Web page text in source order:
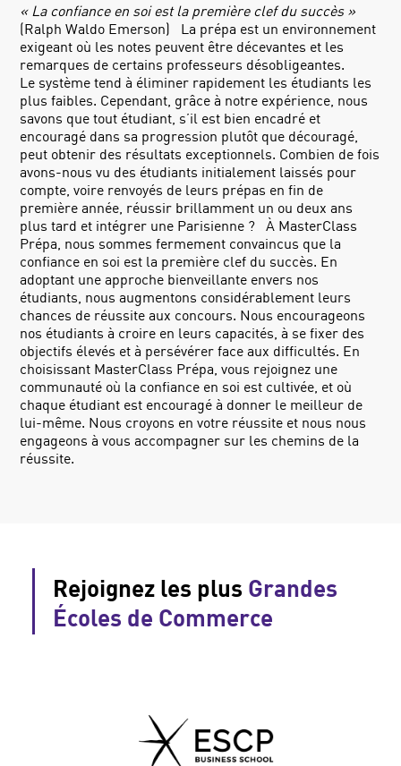
« La confiance en soi est la première clef du succès »
(Ralph Waldo Emerson) La prépa est un environnement
exigeant où les notes peuvent être décevantes et les
remarques de certains professeurs désobligeantes.
Le système tend à éliminer rapidement les étudiants les
plus faibles. Cependant, grâce à notre expérience, nous
savons que tout étudiant, s’il est bien encadré et
encouragé dans sa progression plutôt que découragé,
peut obtenir des résultats exceptionnels. Combien de fois
avons-nous vu des étudiants initialement laissés pour
compte, voire renvoyés de leurs prépas en fin de
première année, réussir brillamment un ou deux ans
plus tard et intégrer une Parisienne ? À MasterClass
Prépa, nous sommes fermement convaincus que la
confiance en soi est la première clef du succès. En
adoptant une approche bienveillante envers nos
étudiants, nous augmentons considérablement leurs
chances de réussite aux concours. Nous encourageons
nos étudiants à croire en leurs capacités, à se fixer des
objectifs élevés et à persévérer face aux difficultés. En
choisissant MasterClass Prépa, vous rejoignez une
communauté où la confiance en soi est cultivée, et où
chaque étudiant est encouragé à donner le meilleur de
lui-même. Nous croyons en votre réussite et nous nous
engageons à vous accompagner sur les chemins de la
réussite.
Rejoignez les plus Grandes
Écoles de Commerce